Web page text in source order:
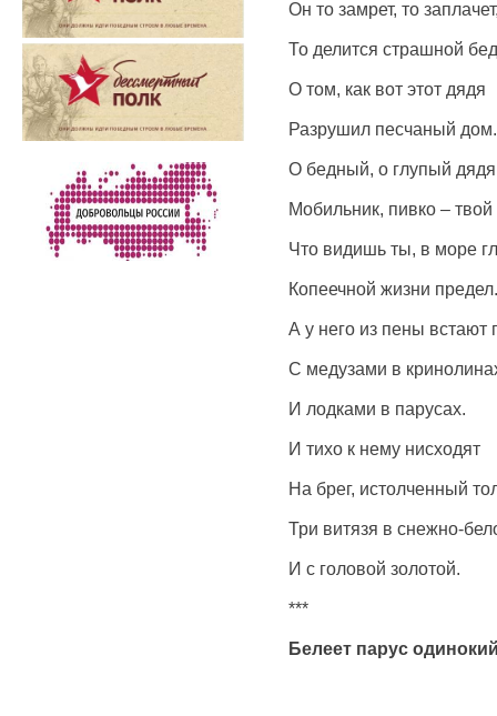
Он то замрет, то
То делится страшной
О том, как вот этот дядя
Разрушил песчаный дом.
О бедный, о глупый
Мобильник, пивко – твой
Что видишь ты, в море
Копеечной жизни предел.
А у него из пены встают
С медузами в
И лодками в парусах.
И тихо к нему нисходят
На брег, истолченный
Три витязя в снежно-
И с головой золотой.
***
Белеет парус